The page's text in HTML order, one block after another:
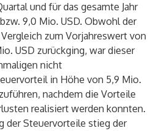
und für das gesamte Jahr
9,0 Mio. USD. Obwohl der
zum Vorjahreswert von
USD zurückging, war dieser
nicht
in Höhe von 5,9 Mio.
nachdem die Vorteile
realisiert werden konnten.
der Steuervorteile stieg der